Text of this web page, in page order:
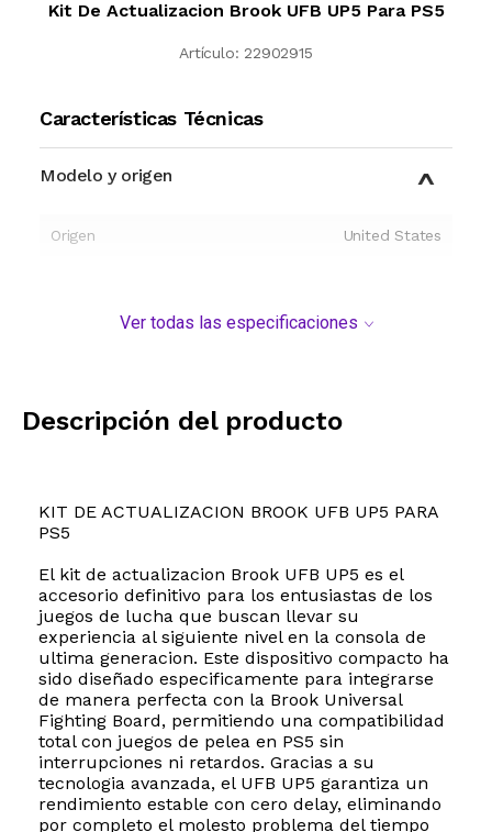
Kit De Actualizacion Brook UFB UP5 Para PS5
Artículo: 22902915
Características Técnicas
Modelo y origen
Origen United States
Ver todas las especificaciones
Descripción del producto
KIT DE ACTUALIZACION BROOK UFB UP5 PARA
PS5
El kit de actualizacion Brook UFB UP5 es el
accesorio definitivo para los entusiastas de los
juegos de lucha que buscan llevar su
experiencia al siguiente nivel en la consola de
ultima generacion. Este dispositivo compacto ha
sido diseñado especificamente para integrarse
de manera perfecta con la Brook Universal
Fighting Board, permitiendo una compatibilidad
total con juegos de pelea en PS5 sin
interrupciones ni retardos. Gracias a su
tecnologia avanzada, el UFB UP5 garantiza un
rendimiento estable con cero delay, eliminando
por completo el molesto problema del tiempo